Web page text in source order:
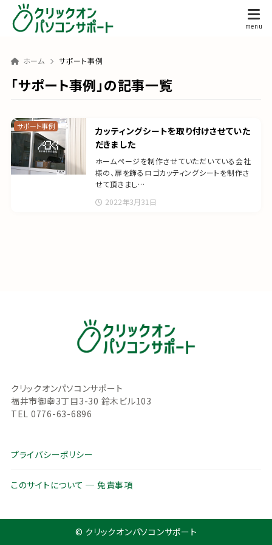
ホーム サポート事例
「サポート事例」の記事一覧
カッティングシートを取り付けさせていた
だきました
ホームページを制作させていただいている会社
様の、扉を飾るロゴカッティングシートを制作さ
せて頂きまし…
2022年3月31日
サポート事例
クリックオンパソコンサポート
福井市御幸3丁目3-30 鈴木ビル103
TEL 0776-63-6896
プライバシーポリシー
このサイトについて ─ 免責事項
© クリックオンパソコンサポート